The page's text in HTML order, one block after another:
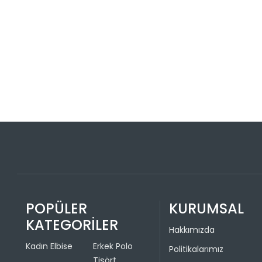
POPÜLER
KATEGORİLER
Kadın Elbise
Erkek Polo
KURUMSAL
Hakkımızda
Politikalarımız